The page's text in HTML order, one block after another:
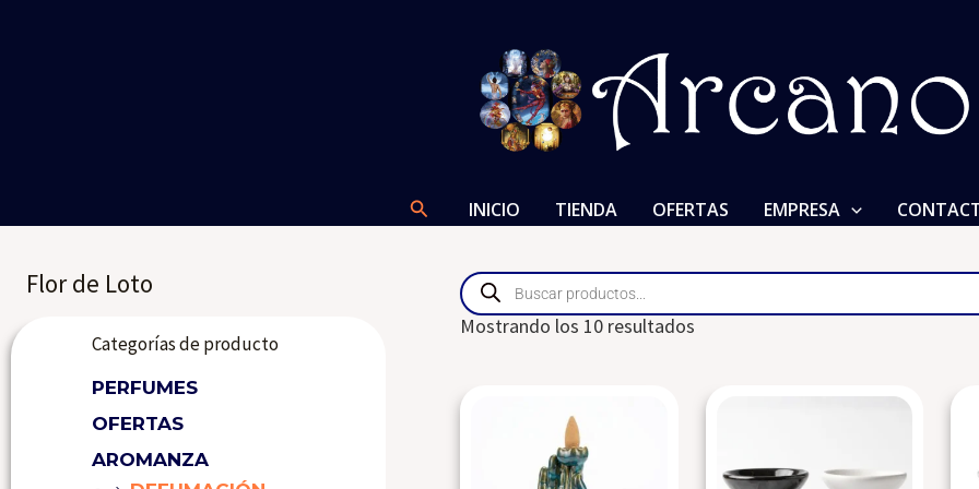
Buscar INICIO TIENDA OFERTAS EMPRESA
Flor de Loto
Categorías de producto
PERFUMES
OFERTAS
AROMANZA
Products
search
Mostrando los 10 resultados
Humo
Cerámica